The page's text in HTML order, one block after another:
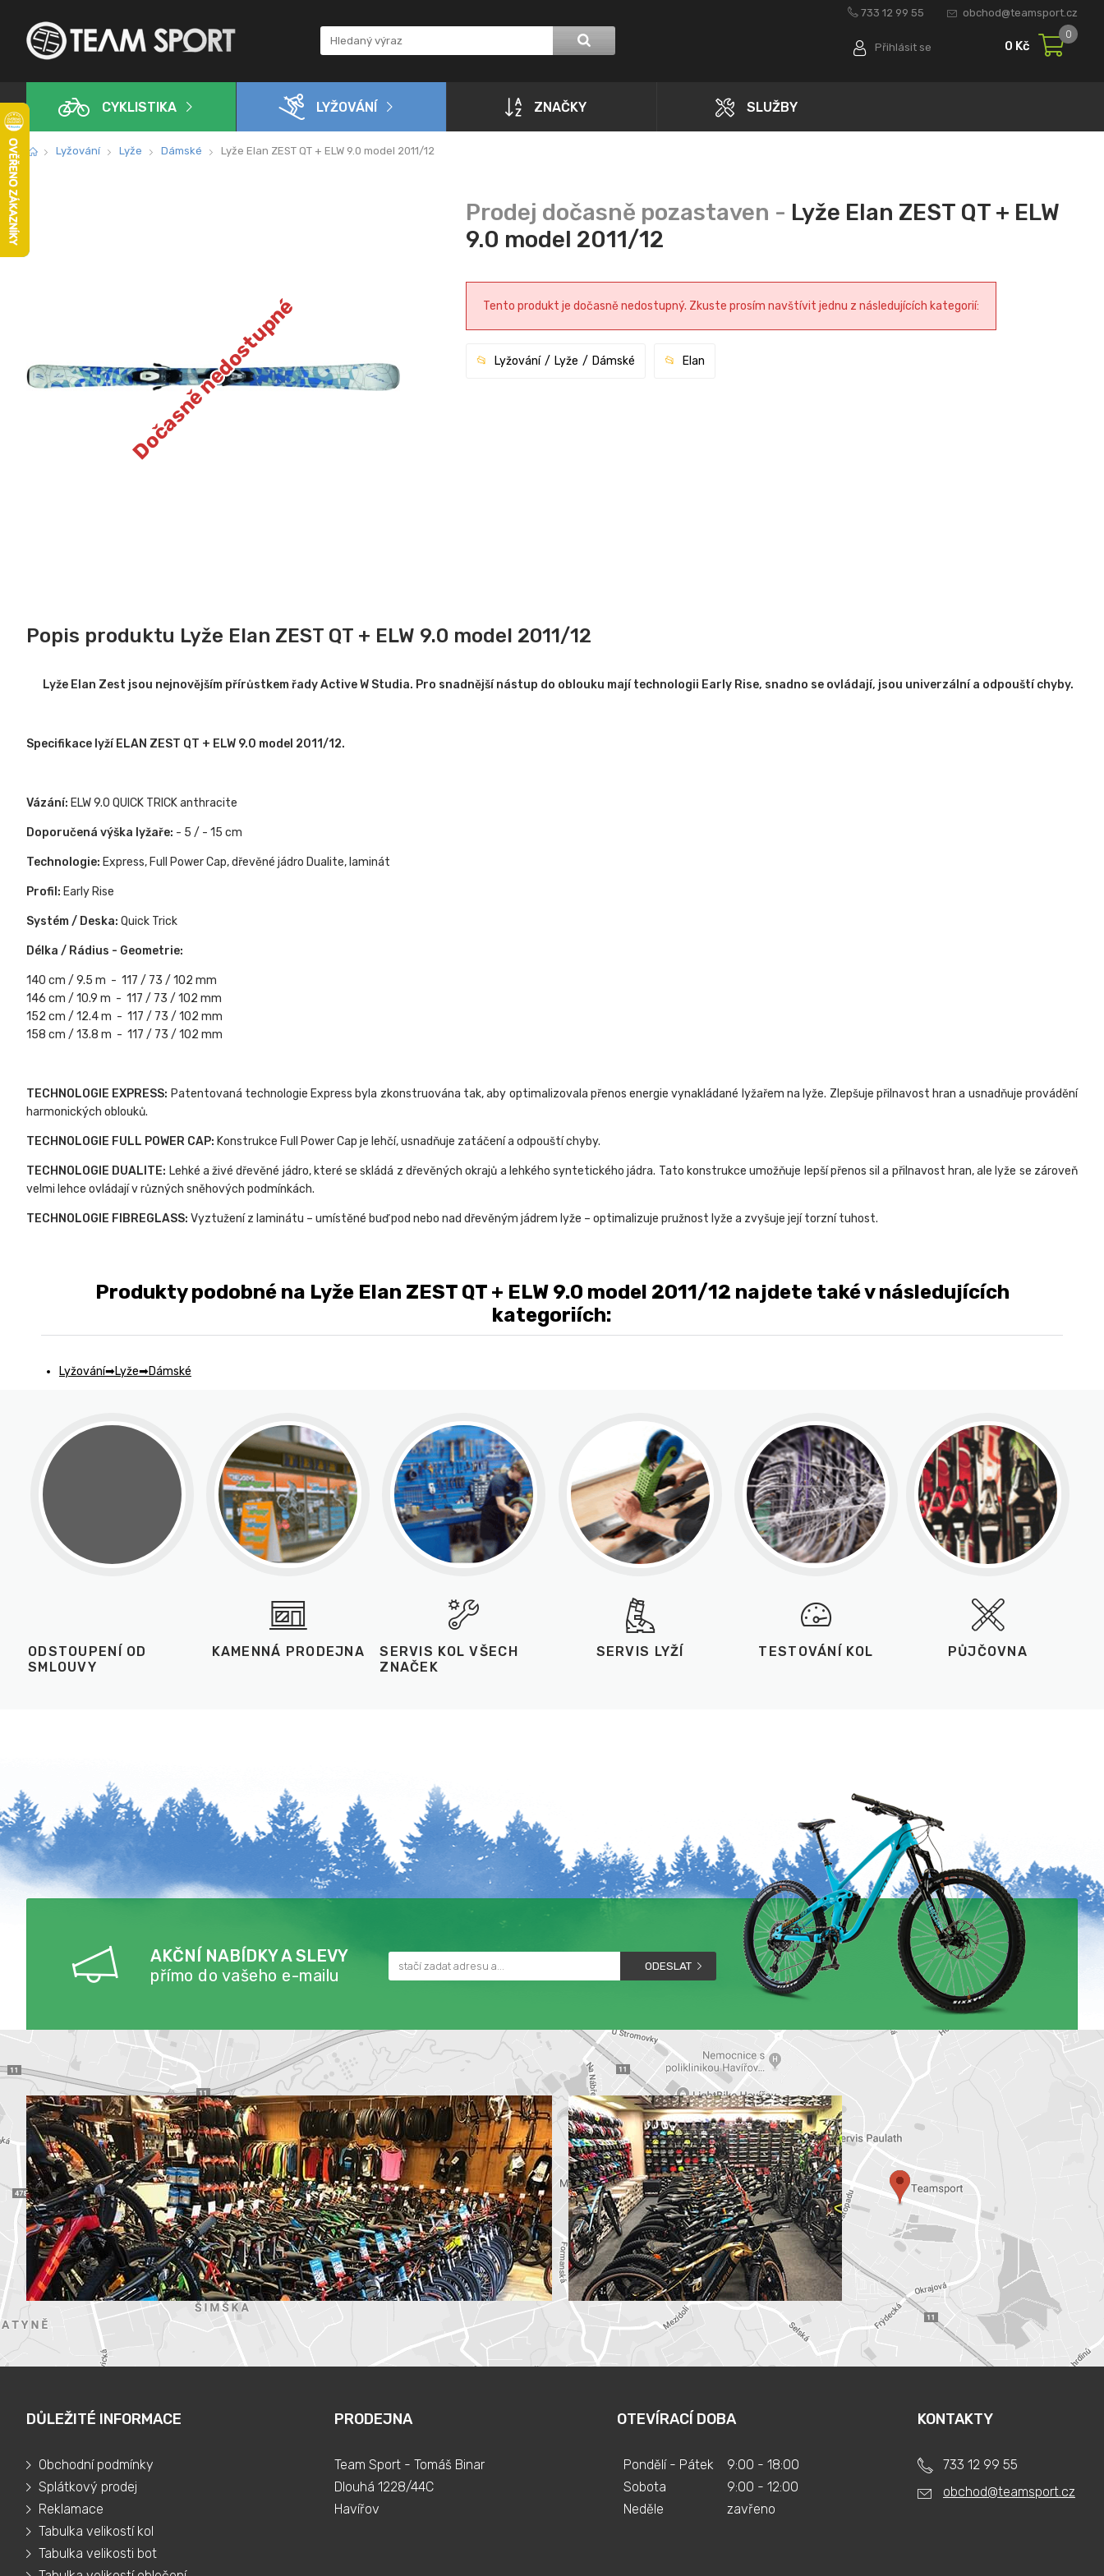
733 12 99 55 obchod@teamsport.cz
Přihlásit se 0 Kč
0
CYKLISTIKA LYŽOVÁNÍ ZNAČKY SLUŽBY
Lyžování Lyže Dámské Lyže Elan ZEST QT + ELW 9.0 model 2011/12
Dočasně nedostupné
Lyže Elan ZEST QT + ELW
9.0 model 2011/12
Tento produkt je dočasně nedostupný. Zkuste prosím navštívit jednu z následujících kategorií:
Lyžování Lyže Dámské Elan
Popis produktu Lyže Elan ZEST QT + ELW 9.0 model 2011/12
Lyže Elan Zest jsou nejnovějším přírůstkem řady Active W Studia. Pro snadnější nástup do oblouku mají technologii Early Rise, snadno se ovládají, jsou univerzální a odpouští chyby.
Specifikace lyží ELAN ZEST QT + ELW 9.0 model 2011/12.
Vázání: ELW 9.0 QUICK TRICK anthracite
Doporučená výška lyžaře: - 5 / - 15 cm
Technologie: Express, Full Power Cap, dřevěné jádro Dualite, laminát
Profil: Early Rise
Systém / Deska: Quick Trick
Délka / Rádius - Geometrie:
140 cm / 9.5 m - 117 / 73 / 102 mm
146 cm / 10.9 m - 117 / 73 / 102 mm
152 cm / 12.4 m - 117 / 73 / 102 mm
158 cm / 13.8 m - 117 / 73 / 102 mm
TECHNOLOGIE EXPRESS: Patentovaná technologie Express byla zkonstruována tak, aby optimalizovala přenos energie vynakládané lyžařem na lyže. Zlepšuje přilnavost hran a usnadňuje provádění
harmonických oblouků.
TECHNOLOGIE FULL POWER CAP: Konstrukce Full Power Cap je lehčí, usnadňuje zatáčení a odpouští chyby.
TECHNOLOGIE DUALITE: Lehké a živé dřevěné jádro, které se skládá z dřevěných okrajů a lehkého syntetického jádra. Tato konstrukce umožňuje lepší přenos sil a přilnavost hran, ale lyže se zároveň
velmi lehce ovládají v různých sněhových podmínkách.
TECHNOLOGIE FIBREGLASS: Vyztužení z laminátu – umístěné buď pod nebo nad dřevěným jádrem lyže – optimalizuje pružnost lyže a zvyšuje její torzní tuhost.
Produkty podobné na Lyže Elan ZEST QT + ELW 9.0 model 2011/12 najdete také v následujících
kategoriích:
Lyžování Lyže Dámské
ODSTOUPENÍ OD
SMLOUVY
KAMENNÁ PRODEJNA
SERVIS KOL VŠECH
ZNAČEK
SERVIS LYŽÍ TESTOVÁNÍ KOL PŮJČOVNA
AKČNÍ NABÍDKY A SLEVY
přímo do vašeho e-mailu
ODESLAT
DŮLEŽITÉ INFORMACE
Obchodní podmínky
Splátkový prodej
Reklamace
Tabulka velikostí kol
Tabulka velikosti bot
PRODEJNA
Team Sport - Tomáš Binar
Dlouhá 1228/44C
Havířov
OTEVÍRACÍ DOBA
Pondělí - Pátek
Sobota
Neděle
9:00 - 18:00
9:00 - 12:00
zavřeno
KONTAKTY
733 12 99 55
obchod@teamsport.cz